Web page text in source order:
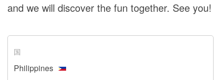
and we will discover the fun together. See you!
国
Philippines